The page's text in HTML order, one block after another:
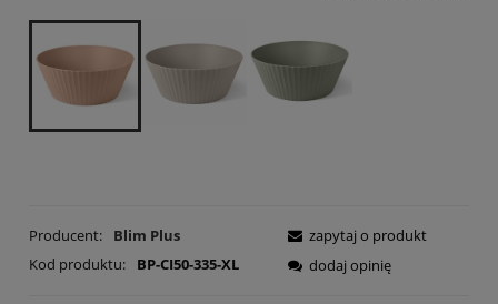
Producent:
Blim Plus
Kod produktu:
BP-CI50-335-XL
zapytaj o produkt
dodaj opinię